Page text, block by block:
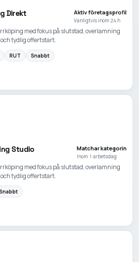
Direkt Aktiv företagsprofil
Vanligtvis inom 24 h
med fokus på slutstad, overlamning
tydlig offertstart.
RUT Snabbt
Studio Matchar kategorin
Inom 1 arbetsdag
med fokus på slutstad, overlamning
tydlig offertstart.
Snabbt